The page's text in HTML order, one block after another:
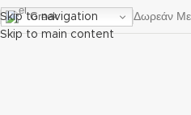
Skip to navigation
Skip to main content
Greek Δωρεάν